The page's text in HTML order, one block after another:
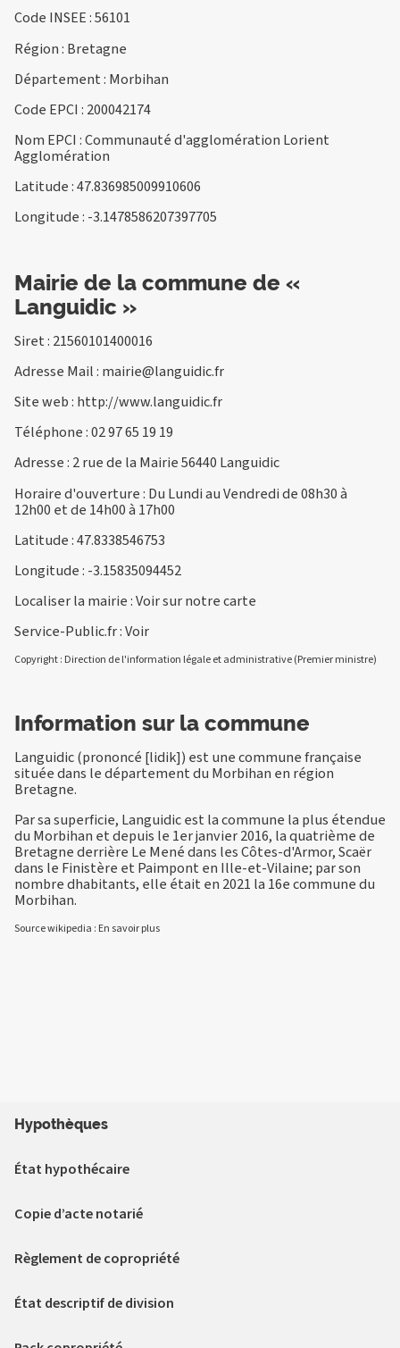
Code INSEE : 56101
Région : Bretagne
Département : Morbihan
Code EPCI : 200042174
Nom EPCI : Communauté d'agglomération Lorient
Agglomération
Latitude : 47.836985009910606
Longitude : -3.1478586207397705
Mairie de la commune de «
Languidic »
Siret : 21560101400016
Adresse Mail : mairie@languidic.fr
Site web : http://www.languidic.fr
Téléphone :02 97 65 19 19
Adresse : 2 rue de la Mairie 56440 Languidic
Horaire d'ouverture : Du Lundi au Vendredi de 08h30 à
12h00 et de 14h00 à 17h00
Latitude : 47.8338546753
Longitude : -3.15835094452
Localiser la mairie :Voir sur notre carte
Service-Public.fr :Voir
Copyright : Direction de l'information légale et administrative (Premier ministre)
Information sur la commune
Languidic (prononcé [lidik]) est une commune française
située dans le département du Morbihan en région
Bretagne.
Par sa superficie, Languidic est la commune la plus étendue
du Morbihan et depuis le 1er janvier 2016, la quatrième de
Bretagne derrière Le Mené dans les Côtes-d'Armor, Scaër
dans le Finistère et Paimpont en Ille-et-Vilaine; par son
nombre dhabitants, elle était en 2021 la 16e commune du
Morbihan.
Source wikipedia : En savoir plus
Hypothèques
État hypothécaire
Copie d’acte notarié
Règlement de copropriété
État descriptif de division